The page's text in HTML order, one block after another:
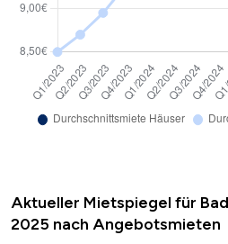
Aktueller Mietspiegel für
2025 nach Angebotsmieten